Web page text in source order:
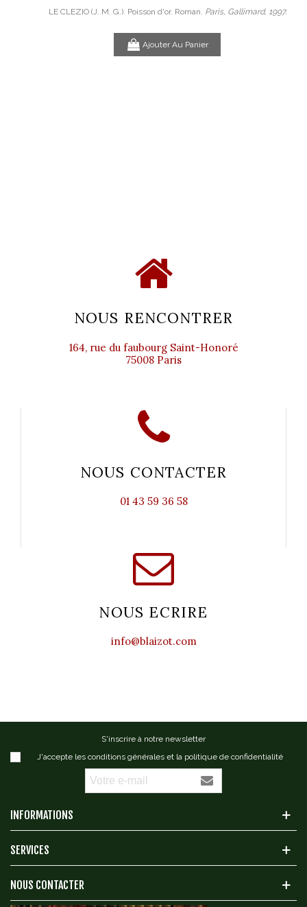
LE CLEZIO (J. M. G.). Poisson d'or. Roman. Paris, Gallimard, 1997.
Ajouter Au Panier
NOUS RENCONTRER
164, rue du faubourg Saint-Honoré
75008 Paris
NOUS CONTACTER
01 43 59 36 58
NOUS ECRIRE
info@blaizot.com
S'inscrire à notre newsletter
J'accepte les conditions générales et la politique de confidentialité
INFORMATIONS
SERVICES
NOUS CONTACTER